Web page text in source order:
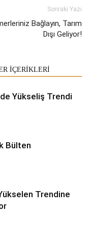
Sonraki Yazı
Bağlayın, Tarım
Dışı Geliyor!
İÇERİKLERİ
Yükseliş Trendi
Bülten
Trendine